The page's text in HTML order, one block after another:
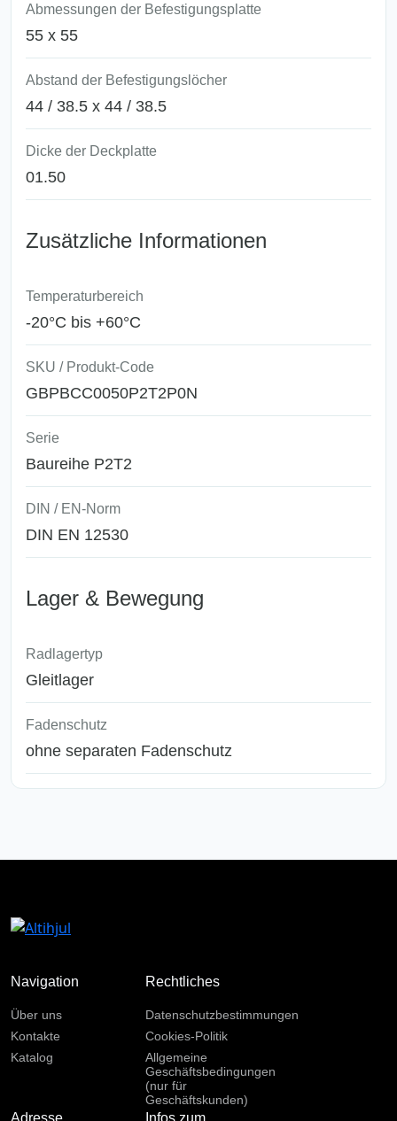
Abmessungen der Befestigungsplatte
55 x 55
Abstand der Befestigungslöcher
44 / 38.5 x 44 / 38.5
Dicke der Deckplatte
01.50
Zusätzliche Informationen
Temperaturbereich
-20°C bis +60°C
SKU / Produkt-Code
GBPBCC0050P2T2P0N
Serie
Baureihe P2T2
DIN / EN-Norm
DIN EN 12530
Lager & Bewegung
Radlagertyp
Gleitlager
Fadenschutz
ohne separaten Fadenschutz
Navigation
Über uns
Kontakte
Katalog
Rechtliches
Datenschutzbestimmungen
Cookies-Politik
Allgemeine
Geschäftsbedingungen
(nur für
Geschäftskunden)